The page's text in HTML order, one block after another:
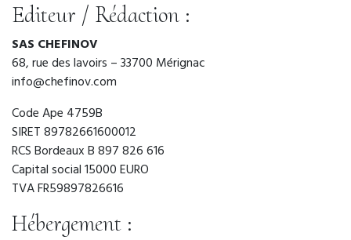
Editeur / Rédaction :
SAS CHEFINOV
68, rue des lavoirs – 33700 Mérignac
info@chefinov.com
Code Ape 4759B
SIRET 89782661600012
RCS Bordeaux B 897 826 616
Capital social 15000 EURO
TVA FR59897826616
Hébergement :